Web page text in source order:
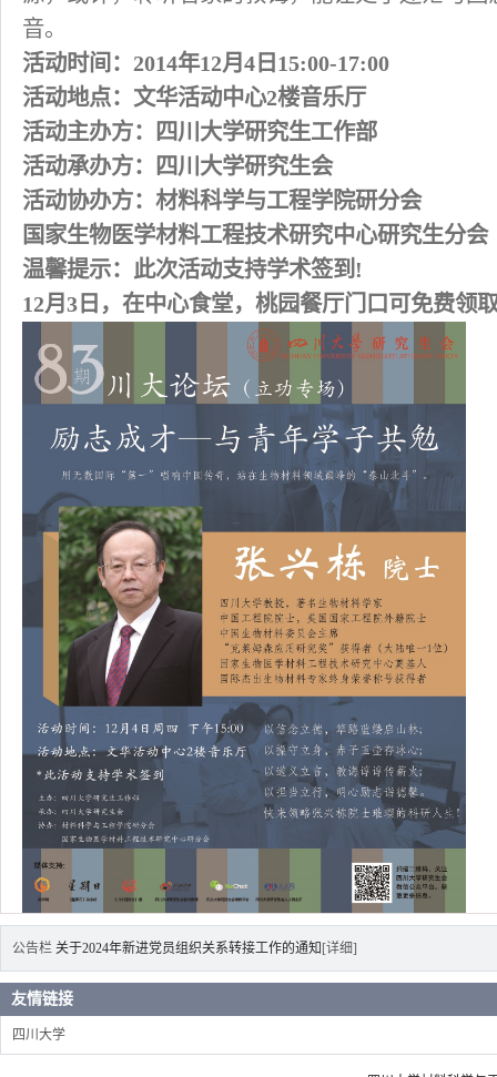
音。
活动时间：2014年12月4日15:00-17:00
活动地点：文华活动中心2楼音乐厅
活动主办方：四川大学研究生工作部
活动承办方：四川大学研究生会
活动协办方：材料科学与工程学院研分会
国家生物医学材料工程技术研究中心研究生分会
温馨提示：此次活动支持学术签到!
12月3日 ，在中心食堂，桃园餐厅门口可免费领
公告栏 关于2024年新进党员组织关系转接工作的通知 [详细]
友情链接
四川大学